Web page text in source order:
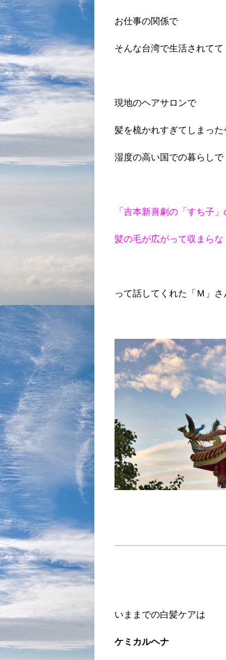
お仕事の関係で
そんな台湾で生活されてて
現地のヘアサロンで
髪を梳かれすぎてしまった
湿度の高い国での暮らしで
「吉本新喜劇の「すち子
髪の毛が広がって収まら
って話してくれた「Ｍ」さ
いままでの白髪ケアは
ケミカルヘナ